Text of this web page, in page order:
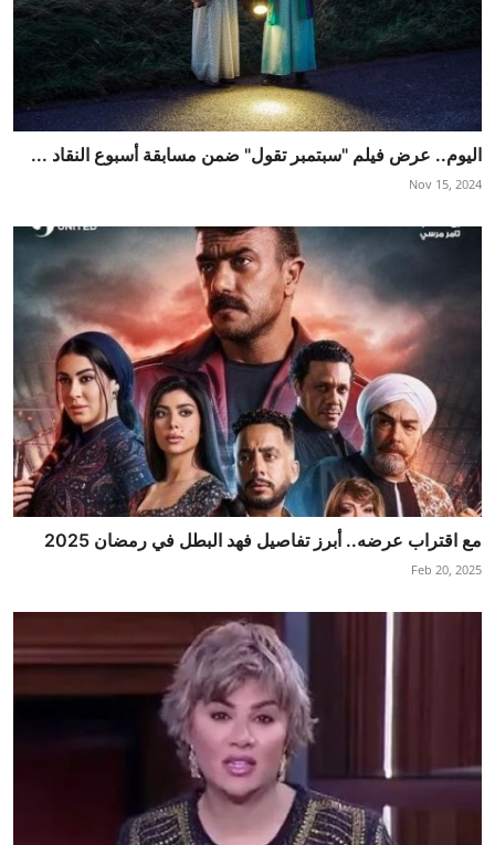
اليوم.. عرض فيلم "سبتمبر تقول" ضمن مسابقة أسبوع النقاد ...
Nov 15, 2024
مع اقتراب عرضه.. أبرز تفاصيل فهد البطل في رمضان 2025
Feb 20, 2025